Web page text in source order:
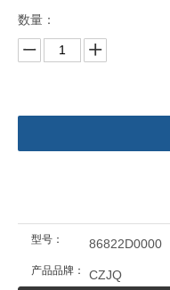
数量：
型号： 86822D0000
产品品牌：
CZJQ